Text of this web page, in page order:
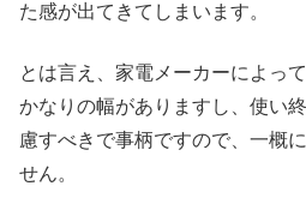
た感が出てきてしまいます。
とは言え、家電メーカーによっ
かなりの幅がありますし、使い
慮すべきで事柄ですので、一概
せん。